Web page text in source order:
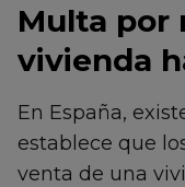
Multa por
vivienda
En España,
establece que
venta de una